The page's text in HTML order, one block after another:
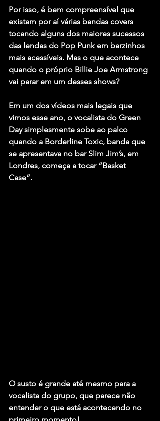
Por isso, é bem compreensível que
existam por aí várias bandas covers
tocando alguns dos maiores sucessos
das lendas do Pop Punk em barzinhos
mais acessíveis. Mas o que acontece
quando o próprio Billie Joe Armstrong
vai parar em um desses shows?
Em um dos vídeos mais legais que
vimos esse ano, o vocalista do Green
Day simplesmente sobe ao palco
quando a Borderline Toxic, banda que
se apresentava no bar Slim Jim’s, em
Londres, começa a tocar “Basket
Case”.
O susto é grande até mesmo para a
vocalista do grupo, que parece não
entender o que está acontecendo no